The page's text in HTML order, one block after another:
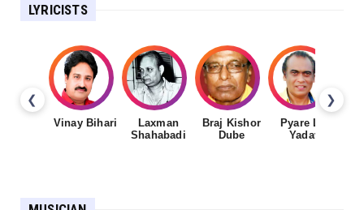
LYRICISTS
❮ ❯
Vinay Bihari
Laxman
Shahabadi
Braj Kishor
Dube
Pyare Lal
Yadav